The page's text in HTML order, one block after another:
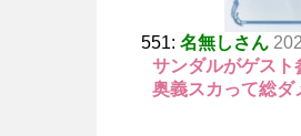
551: 名無しさん
サンダルがゲスト
奥義スカって総ダ